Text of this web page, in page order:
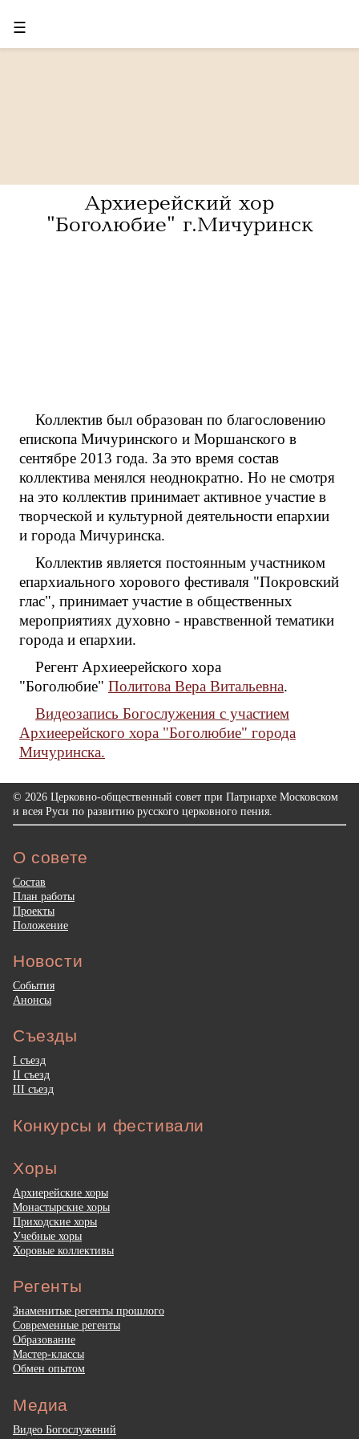
☰
Архиерейский хор
"Боголюбие" г.Мичуринск
Коллектив был образован по благословению
епископа Мичуринского и Моршанского в
сентябре 2013 года. За это время состав
коллектива менялся неоднократно. Но не смотря
на это коллектив принимает активное участие в
творческой и культурной деятельности епархии
и города Мичуринска.
Коллектив является постоянным участником
епархиального хорового фестиваля "Покровский
глас", принимает участие в общественных
мероприятиях духовно - нравственной тематики
города и епархии.
Регент Архиеерейского хора
"Боголюбие" Политова Вера Витальевна.
Видеозапись Богослужения с участием
Архиеерейского хора "Боголюбие" города
Мичуринска.
© 2026 Церковно-общественный совет при Патриархе Московском
и всея Руси по развитию русского церковного пения.
О совете
Состав
План работы
Проекты
Положение
Новости
События
Анонсы
Съезды
I съезд
II съезд
III съезд
Конкурсы и фестивали
Хоры
Архиерейские хоры
Монастырские хоры
Приходские хоры
Учебные хоры
Хоровые коллективы
Регенты
Знаменитые регенты прошлого
Современные регенты
Образование
Мастер-классы
Обмен опытом
Медиа
Видео Богослужений